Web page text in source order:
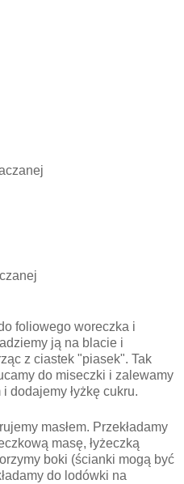
foliowego woreczka i
ją na blacie i
z ciastek "piasek". Tak
do miseczki i zalewamy
dodajemy łyżkę cukru.
masłem. Przekładamy
masę, łyżeczką
boki (ścianki mogą być
do lodówki na